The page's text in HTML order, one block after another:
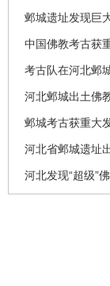
邺城遗址发现巨
中国佛教考古获
考古队在河北邺
河北邺城出土佛
邺城考古获重大
河北省邺城遗址
河北发现“超级”